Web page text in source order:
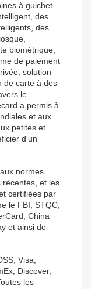
à guichet
des
des
biométrique,
de paiement
solution
de carte à des
le
a permis à
et aux
petites et
d'un
normes
récentes, et les
certifiées par
le FBI, STQC,
China
et ainsi de
Visa,
Discover,
les